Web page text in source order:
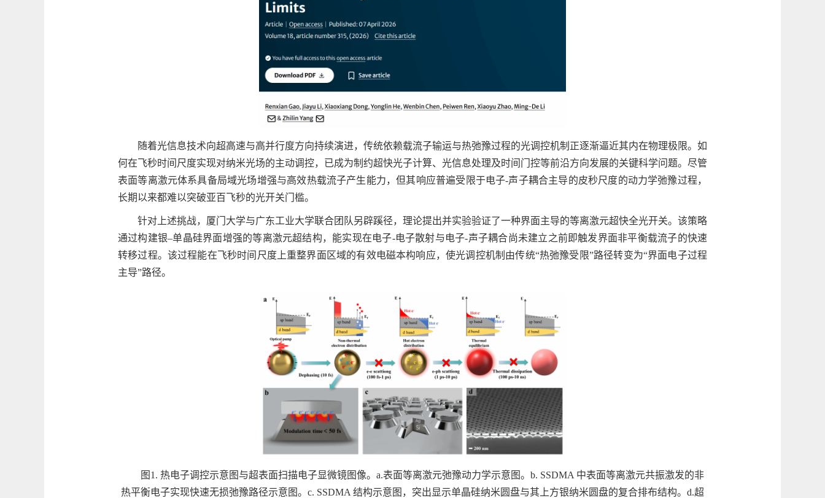
随着光信息技术向超高速与高并行度方向持续演进，传统依赖载流子输运与热弛豫过程的光调控机制正逐渐逼近其内在物理极限。如
何在飞秒时间尺度实现对纳米光场的主动调控，已成为制约超快光子计算、光信息处理及时间门控等前沿方向发展的关键科学问题。尽管
表面等离激元体系具备局域光场增强与高效热载流子产生能力，但其响应普遍受限于电子-声子耦合主导的皮秒尺度的动力学弛豫过程，
长期以来都难以突破亚百飞秒的光开关门槛。
针对上述挑战，厦门大学与广东工业大学联合团队另辟蹊径，理论提出并实验验证了一种界面主导的等离激元超快全光开关。该策略
通过构建银–单晶硅界面增强的等离激元超结构，能实现在电子-电子散射与电子-声子耦合尚未建立之前即触发界面非平衡载流子的快速
转移过程。该过程能在飞秒时间尺度上重整界面区域的有效电磁本构响应，使光调控机制由传统“热弛豫受限”路径转变为“界面电子过程
主导”路径。
图1. 热电子调控示意图与超表面扫描电子显微镜图像。a.表面等离激元弛豫动力学示意图。b. SSDMA 中表面等离激元共振激发的非
热平衡电子实现快速无损弛豫路径示意图。c. SSDMA 结构示意图，突出显示单晶硅纳米圆盘与其上方银纳米圆盘的复合排布结构。d.超